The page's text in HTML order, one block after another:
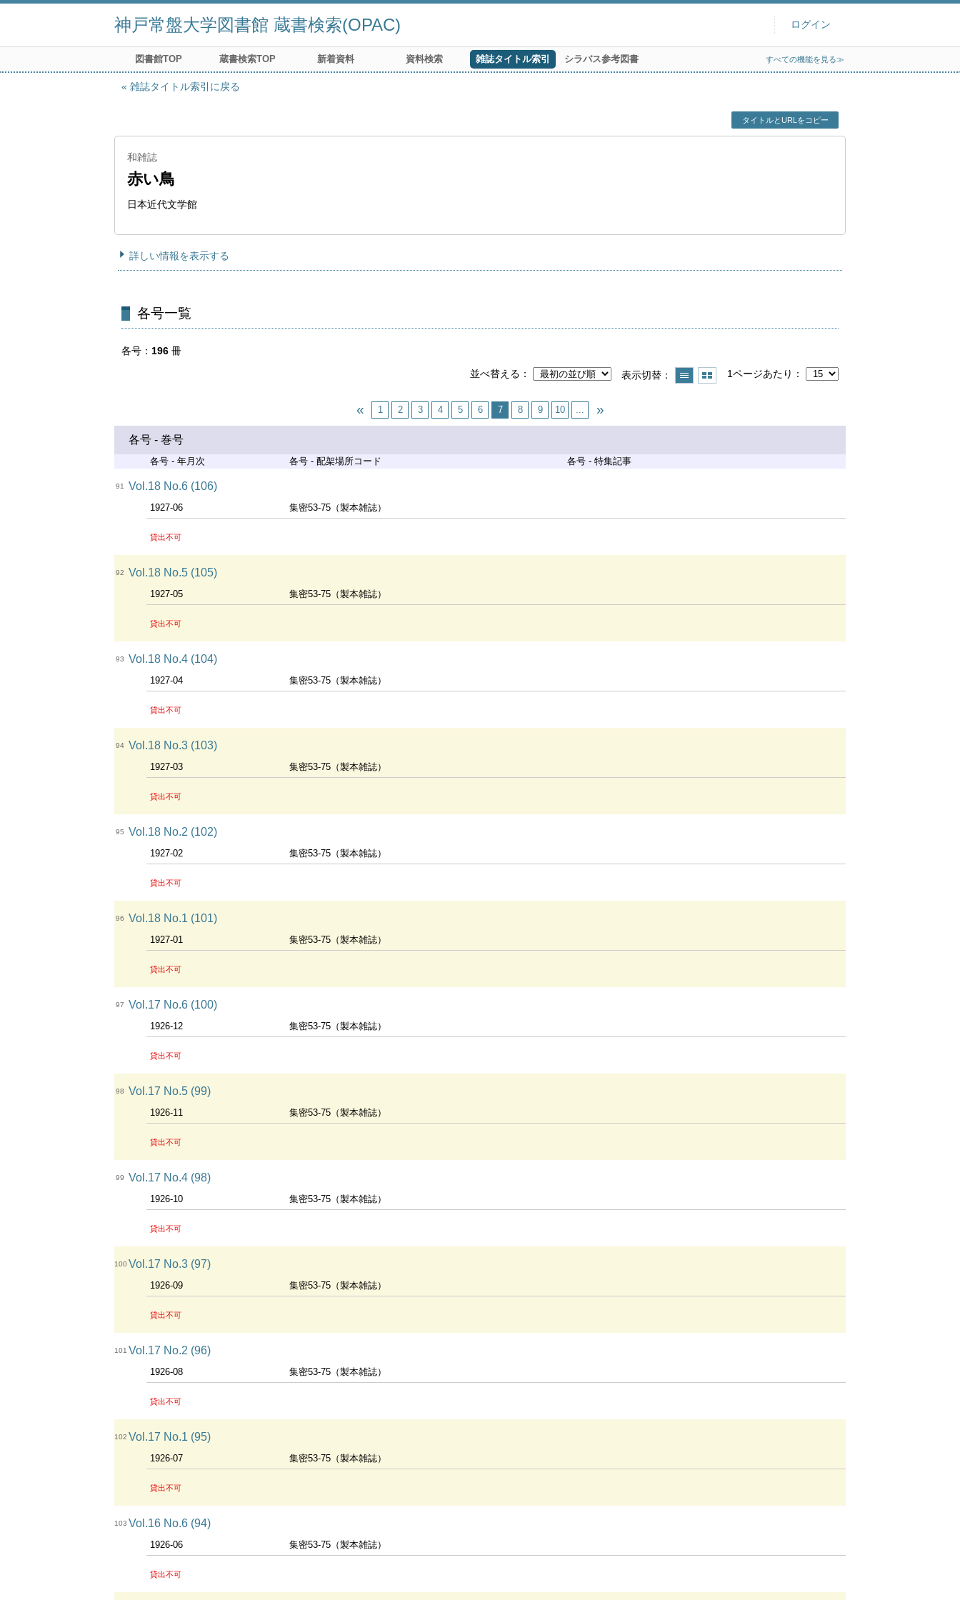
神戸常盤大学図書館 蔵書検索(OPAC) ログイン
図書館TOP 蔵書検索TOP 新着資料 資料検索 雑誌タイトル索引 シラバス参考図書 すべての機能を見る≫
雑誌タイトル索引に戻る
タイトルとURLをコピー
和雑誌
赤い鳥
日本近代文学館
詳しい情報を表示する
各号一覧
各号 196 冊
並べ替える
表示切替 1ページあたり
1 2 3 4 5 6 7 8 9 10 ...
各号 - 巻号
各号 - 年月次 各号 - 配架場所コード 各号 - 特集記事
91 Vol.18 No.6 (106)
1927-06 集密53-75（製本雑誌）
貸出不可
92 Vol.18 No.5 (105)
1927-05 集密53-75（製本雑誌）
貸出不可
93 Vol.18 No.4 (104)
1927-04 集密53-75（製本雑誌）
貸出不可
94 Vol.18 No.3 (103)
1927-03 集密53-75（製本雑誌）
貸出不可
95 Vol.18 No.2 (102)
1927-02 集密53-75（製本雑誌）
貸出不可
96 Vol.18 No.1 (101)
1927-01 集密53-75（製本雑誌）
貸出不可
97 Vol.17 No.6 (100)
1926-12 集密53-75（製本雑誌）
貸出不可
98 Vol.17 No.5 (99)
1926-11 集密53-75（製本雑誌）
貸出不可
99 Vol.17 No.4 (98)
1926-10 集密53-75（製本雑誌）
貸出不可
100 Vol.17 No.3 (97)
1926-09 集密53-75（製本雑誌）
貸出不可
101 Vol.17 No.2 (96)
1926-08 集密53-75（製本雑誌）
貸出不可
102 Vol.17 No.1 (95)
1926-07 集密53-75（製本雑誌）
貸出不可
103 Vol.16 No.6 (94)
1926-06 集密53-75（製本雑誌）
貸出不可